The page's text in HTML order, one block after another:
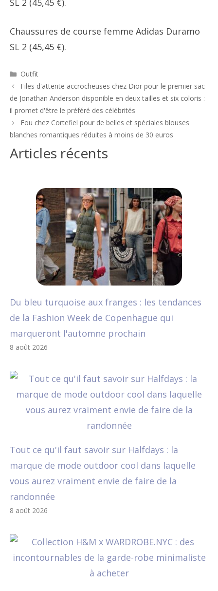
SL 2 (45,45 €).
Chaussures de course femme Adidas Duramo
SL 2 (45,45 €).
Catégories
Outfit
Navigation
des
articles
Files d'attente accrocheuses chez Dior pour le premier sac
de Jonathan Anderson disponible en deux tailles et six coloris :
il promet d'être le préféré des célébrités
Fou chez Cortefiel pour de belles et spéciales blouses
blanches romantiques réduites à moins de 30 euros
Articles récents
Du bleu turquoise aux franges : les tendances
de la Fashion Week de Copenhague qui
marqueront l'automne prochain
8 août 2026
Tout ce qu'il faut savoir sur Halfdays : la
marque de mode outdoor cool dans laquelle
vous aurez vraiment envie de faire de la
randonnée
8 août 2026